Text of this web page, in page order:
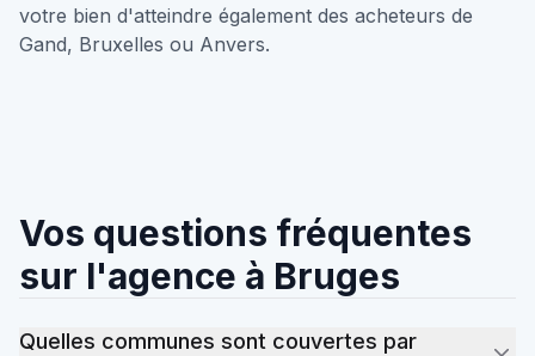
votre bien d'atteindre également des acheteurs de
Gand, Bruxelles ou Anvers.
Vos questions fréquentes
sur l'agence à Bruges
Quelles communes sont couvertes par